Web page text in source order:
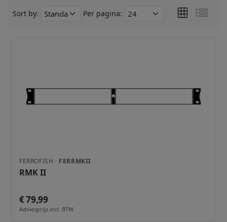
Sort by: Per pagina:
FERROFISH · FERRMKII
RMK II
€ 79,99
Adviesprijs incl. BTW